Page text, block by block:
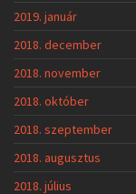
2019. január
2018. december
2018. november
2018. október
2018. szeptember
2018. augusztus
2018. július